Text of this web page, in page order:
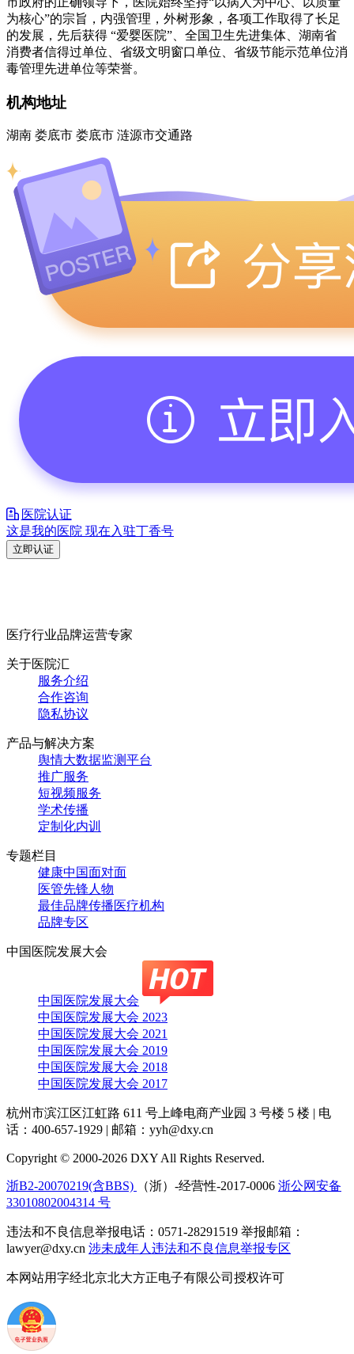
为核心”的宗旨，内强管理，外树形象，各项工作取得了长足
的发展，先后获得 “爱婴医院”、全国卫生先进集体、湖南省
消费者信得过单位、省级文明窗口单位、省级节能示范单位消
毒管理先进单位等荣誉。
机构地址
湖南 娄底市 娄底市 涟源市交通路
医院认证
这是我的医院 现在入驻丁香号
立即认证
医疗行业品牌运营专家
关于医院汇
服务介绍
合作咨询
隐私协议
产品与解决方案
舆情大数据监测平台
推广服务
短视频服务
学术传播
定制化内训
专题栏目
健康中国面对面
医管先锋人物
最佳品牌传播医疗机构
品牌专区
中国医院发展大会
中国医院发展大会
中国医院发展大会 2023
中国医院发展大会 2021
中国医院发展大会 2019
中国医院发展大会 2018
中国医院发展大会 2017
杭州市滨江区江虹路 611 号上峰电商产业园 3 号楼 5 楼 | 电
话：400-657-1929 | 邮箱：yyh@dxy.cn
Copyright © 2000-2026 DXY All Rights Reserved.
浙B2-20070219(含BBS) （浙）-经营性-2017-0006 浙公网安备
33010802004314 号
违法和不良信息举报电话：0571-28291519 举报邮箱：
lawyer@dxy.cn 涉未成年人违法和不良信息举报专区
本网站用字经北京北大方正电子有限公司授权许可